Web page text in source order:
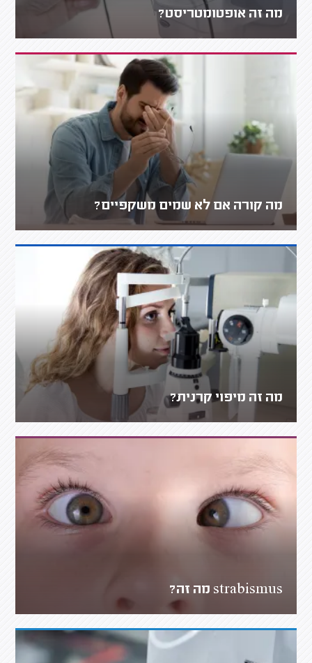
מה זה אופטומטריסט?
מה קורה אם לא שמים משקפיים?
מה זה מיפוי קרנית?
strabismus מה זה?